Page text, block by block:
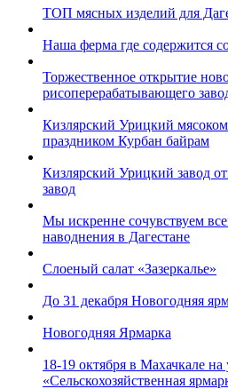
ТОП мясных изделий для
Наша ферма где содержится
Торжественное открытие
рисоперерабатывающего
Кизлярский Урицкий
праздником Курбан байрам
Кизлярский Урицкий завод
завод
Мы искренне сочувствуем
наводнения в Дагестане
Слоеный салат «Зазеркалье»
До 31 декабря Новогодняя
Новогодняя Ярмарка
18-19 октября в Махачкале
«Сельскохозяйственная